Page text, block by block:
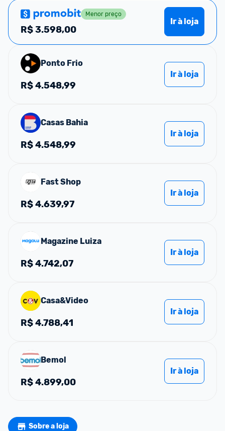
Menor preço
R$3.598,00
Ir à loja
Ponto Frio
R$4.548,99
Ir à loja
Casas Bahia
R$4.548,99
Ir à loja
Fast Shop
R$4.639,97
Ir à loja
Magazine Luiza
R$4.742,07
Ir à loja
Casa&Video
R$4.788,41
Ir à loja
Bemol
R$4.899,00
Ir à loja
Sobre a loja